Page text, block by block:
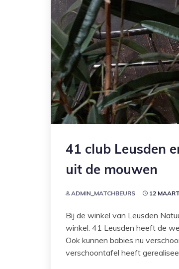
41 club Leusden
uit de mouwen
ADMIN_MATCHBEURS 12
Bij de winkel van Leusden
winkel. 41 Leusden heeft de
Ook kunnen babies nu
verschoontafel heeft